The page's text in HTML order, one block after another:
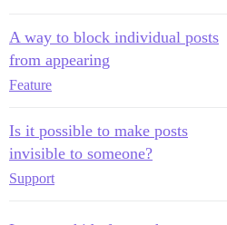
A way to block individual posts
from appearing
Feature
Is it possible to make posts
invisible to someone?
Support